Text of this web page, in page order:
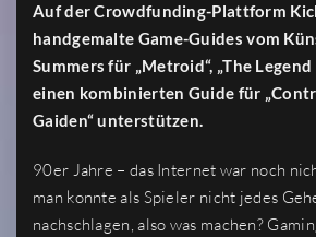
Auf der Crowdfunding-Plattform
handgemalte Game-Guides vom
Summers für „Metroid“, „The
einen kombinierten Guide für
Gaiden“ unterstützen.
90er Jahre – das Internet war noch
man konnte als Spieler nicht jedes
nachschlagen, also was machen?